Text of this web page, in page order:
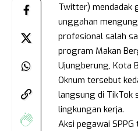
Twitter) mendadak
unggahan
profesional salah
program Makan
Ujungberung, Kota
Oknum tersebut
langsung di TikTok
lingkungan kerja.
Aksi pegawai